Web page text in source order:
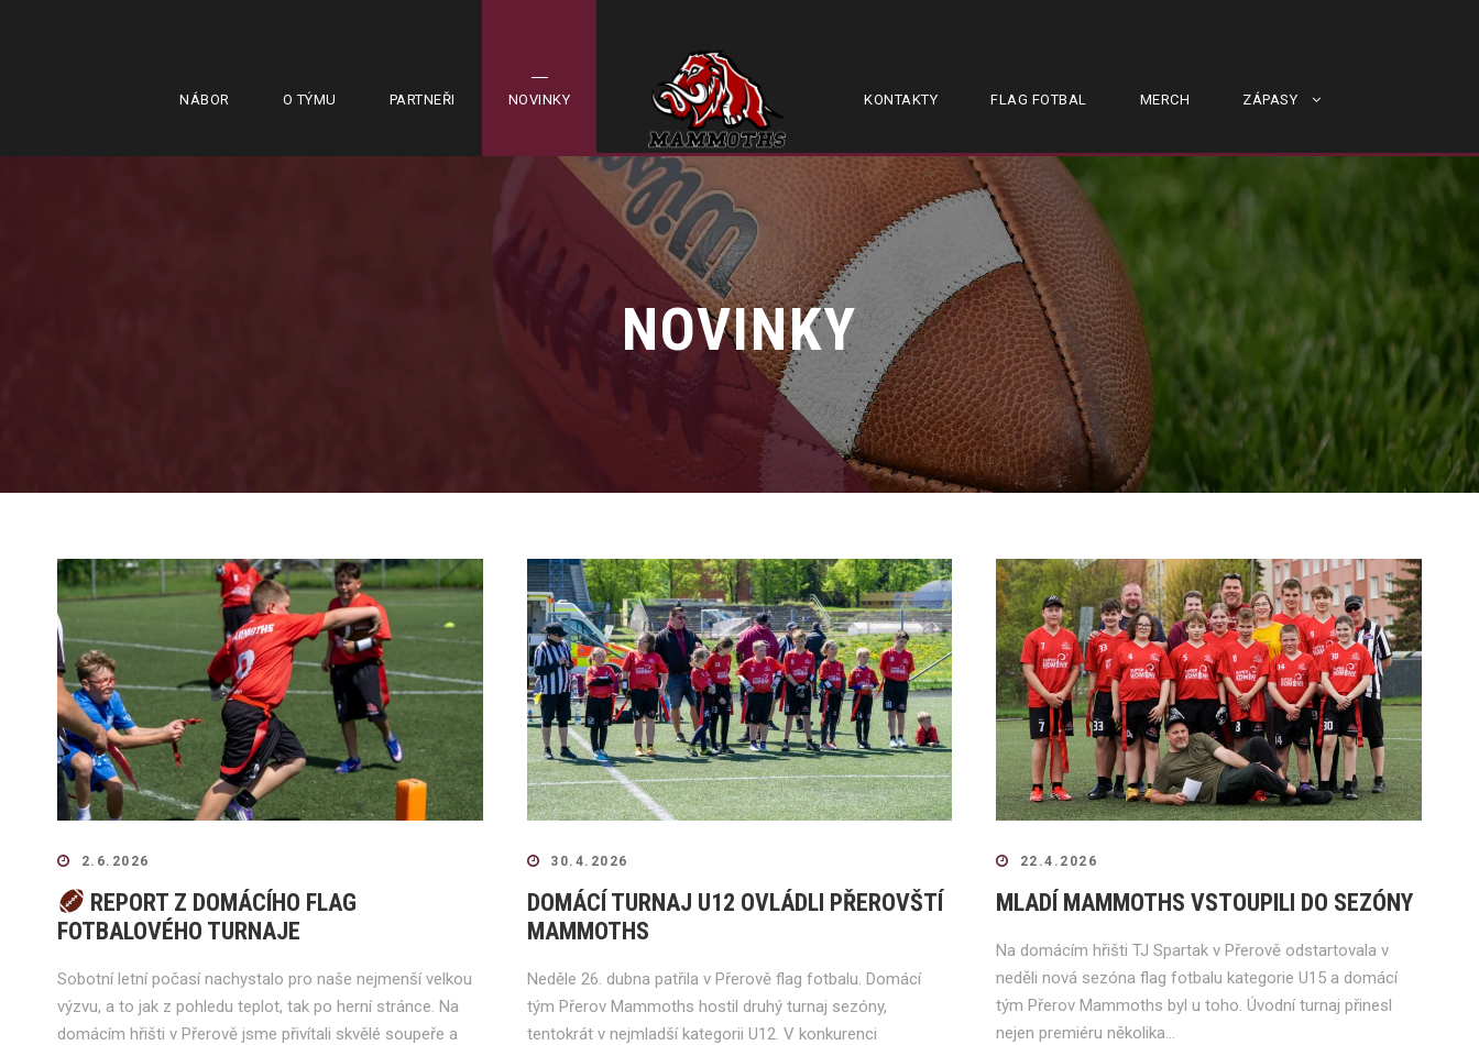
NÁBOR O TÝMU PARTNEŘI NOVINKY KONTAKTY FLAG FOTBAL MERCH ZÁPASY
NOVINKY
2.6.2026
REPORT Z DOMÁCÍHO FLAG
FOTBALOVÉHO TURNAJE
Sobotní letní počasí nachystalo pro naše nejmenší velkou
výzvu, a to jak z pohledu teplot, tak po herní stránce. Na
domácím hřišti v Přerově jsme přivítali skvělé soupeře a
30.4.2026
DOMÁCÍ TURNAJ U12 OVLÁDLI PŘEROVŠTÍ
MAMMOTHS
Neděle 26. dubna patřila v Přerově flag fotbalu. Domácí
tým Přerov Mammoths hostil druhý turnaj sezóny,
tentokrát v nejmladší kategorii U12. V konkurenci
22.4.2026
MLADÍ MAMMOTHS VSTOUPILI DO SEZÓNY
Na domácím hřišti TJ Spartak v Přerově odstartovala v
neděli nová sezóna flag fotbalu kategorie U15 a domácí
tým Přerov Mammoths byl u toho. Úvodní turnaj přinesl
nejen premiéru několika...